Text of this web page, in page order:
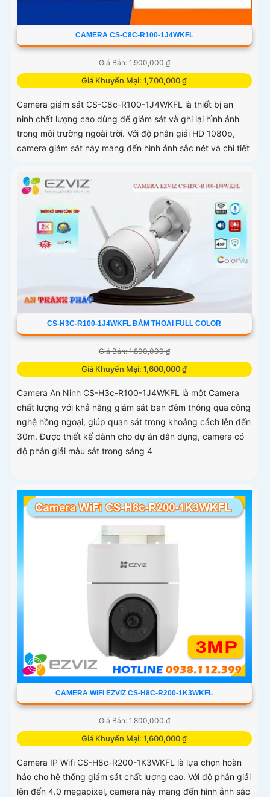
CAMERA CS-C8C-R100-1J4WKFL
Giá Bán: 1,900,000 ₫
Giá Khuyến Mại: 1,700,000 ₫
Camera giám sát CS-C8c-R100-1J4WKFL là thiết bị an
ninh chất lượng cao dùng để giám sát và ghi lại hình ảnh
trong môi trường ngoài trời. Với độ phân giải HD 1080p,
camera giám sát này mang đến hình ảnh sắc nét và chi tiết
CS-H3C-R100-1J4WKFL ĐÀM THOẠI FULL COLOR
Giá Bán: 1,800,000 ₫
Giá Khuyến Mại: 1,600,000 ₫
Camera An Ninh CS-H3c-R100-1J4WKFL là một Camera
chất lượng với khả năng giám sát ban đêm thông qua công
nghệ hồng ngoại, giúp quan sát trong khoảng cách lên đến
30m. Được thiết kế dành cho dự án dân dụng, camera có
độ phân giải màu sắt trong sáng 4
CAMERA WIFI EZVIZ CS-H8C-R200-1K3WKFL
Giá Bán: 1,800,000 ₫
Giá Khuyến Mại: 1,600,000 ₫
Camera IP Wifi CS-H8c-R200-1K3WKFL là lựa chọn hoàn
hảo cho hệ thống giám sát chất lượng cao. Với độ phân giải
lên đến 4.0 megapixel, camera này mang đến hình ảnh sắc